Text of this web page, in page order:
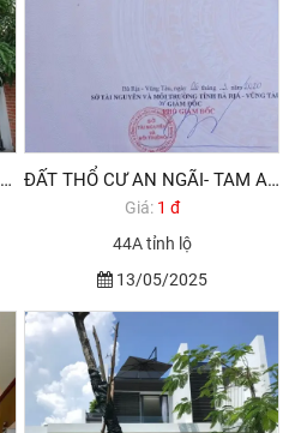
BÁN NHÀ BIỂN LONG HẢI VŨNG TÀU ĐẤT THỔ CƯ AN NGÃI- TAM AN GẦN TP VŨNG TÀU
Giá: 1 đ
44A tỉnh lộ
13/05/2025